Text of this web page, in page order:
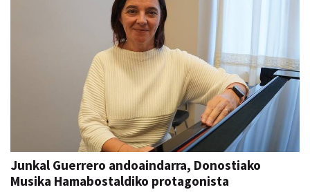
Junkal Guerrero andoaindarra, Donostiako
Musika Hamabostaldiko protagonista